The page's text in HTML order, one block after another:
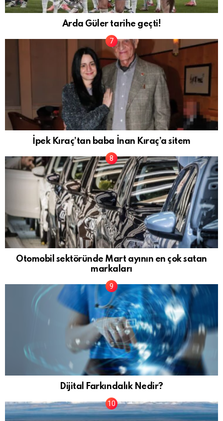
Arda Güler tarihe geçti!
İpek Kıraç’tan baba İnan Kıraç’a sitem
Otomobil sektöründe Mart ayının en çok satan
markaları
Dijital Farkındalık Nedir?